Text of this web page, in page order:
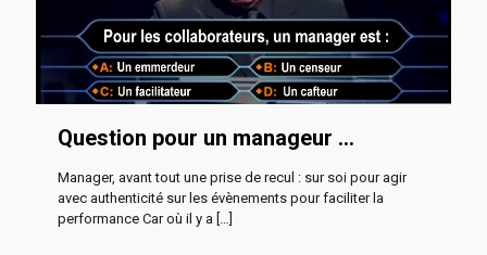
Question pour un manageur …
Manager, avant tout une prise de recul : sur soi pour agir
avec authenticité sur les évènements pour faciliter la
performance Car où il y a […]